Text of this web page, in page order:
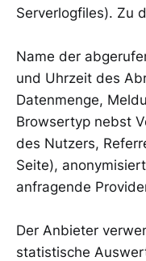
Serverlogfiles). Zu
Name der
und Uhrzeit des
Datenmenge,
Browsertyp nebst
des Nutzers,
Seite),
anfragende
Der Anbieter
statistische